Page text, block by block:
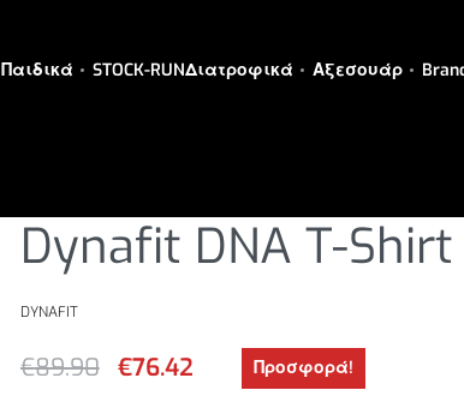
Παιδικά STOCK-RUNΔιατροφικά Αξεσουάρ
Dynafit DNA T-Shirt
DYNAFIT
€89.90 €76.42 Προσφορά!